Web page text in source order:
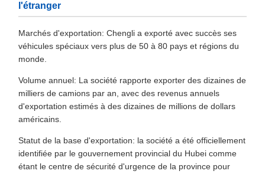
l'étranger
Marchés d'exportation: Chengli a exporté avec succès ses
véhicules spéciaux vers plus de 50 à 80 pays et régions du
monde.
Volume annuel: La société rapporte exporter des dizaines de
milliers de camions par an, avec des revenus annuels
d'exportation estimés à des dizaines de millions de dollars
américains.
Statut de la base d'exportation: la société a été officiellement
identifiée par le gouvernement provincial du Hubei comme
étant le centre de sécurité d'urgence de la province pour